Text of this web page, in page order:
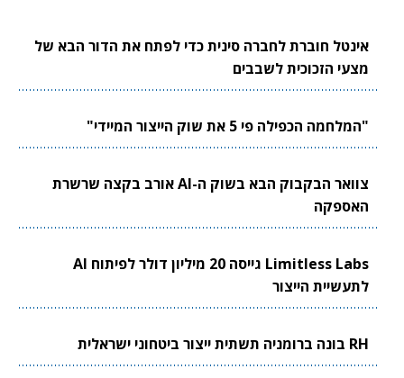
אינטל חוברת לחברה סינית כדי לפתח את הדור הבא של
מצעי הזכוכית לשבבים
"המלחמה הכפילה פי 5 את שוק הייצור המיידי"
צוואר הבקבוק הבא בשוק ה-AI אורב בקצה שרשרת
האספקה
Limitless Labs גייסה 20 מיליון דולר לפיתוח AI
לתעשיית הייצור
RH בונה ברומניה תשתית ייצור ביטחוני ישראלית